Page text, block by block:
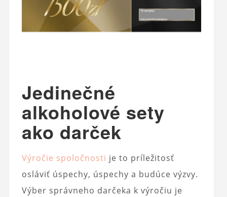
Jedinečné
alkoholové sety
ako darček
Výročie spoločnosti je to príležitosť
osláviť úspechy, úspechy a budúce výzvy.
Výber správneho darčeka k výročiu je